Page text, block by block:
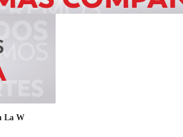
La W